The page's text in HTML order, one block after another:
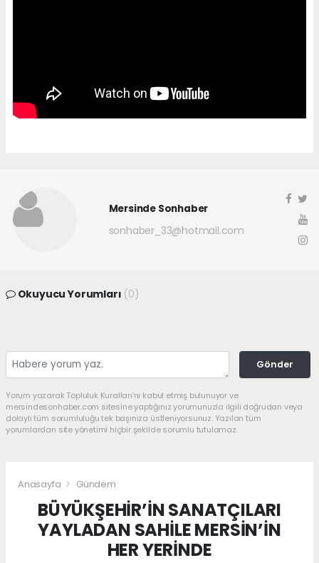
Mersinde Sonhaber
sonhaber_33@hotmail.com
Okuyucu Yorumları (0)
Gönder
Yorum yazarak Topluluk Kuralları’nı kabul etmiş bulunuyor ve
mersindesonhaber.com sitesine yaptığınız yorumunuzla ilgili doğrudan veya
dolaylı tüm sorumluluğu tek başınıza üstleniyorsunuz. Yazılan tüm
yorumlardan site yönetimi hiçbir şekilde sorumlu tutulamaz.
Anasayfa Gündem
BÜYÜKŞEHİR’İN SANATÇILARI
YAYLADAN SAHİLE MERSİN’İN
HER YERİNDE